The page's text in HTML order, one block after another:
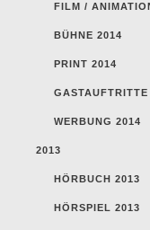
FILM /
BÜHNE 2014
PRINT 2014
GASTAUFTRITTE
WERBUNG 2014
2013
HÖRBUCH 2013
HÖRSPIEL 2013